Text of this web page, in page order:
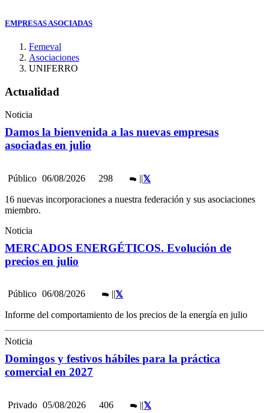
EMPRESAS ASOCIADAS
Femeval
Asociaciones
UNIFERRO
Actualidad
Noticia
Damos la bienvenida a las nuevas empresas
asociadas en julio
Público 06/08/2026 298 ||
16 nuevas incorporaciones a nuestra federación y sus asociaciones
miembro.
Noticia
MERCADOS ENERGÉTICOS. Evolución de
precios en julio
Público 06/08/2026 ||
Informe del comportamiento de los precios de la energía en julio
Noticia
Domingos y festivos hábiles para la práctica
comercial en 2027
Privado 05/08/2026 406 ||